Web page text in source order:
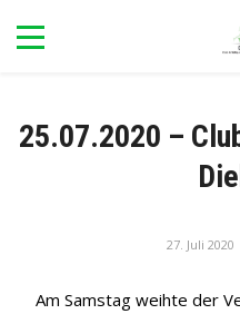
25.07.2020 –
27. Juli 2020
Am Samstag weihte der